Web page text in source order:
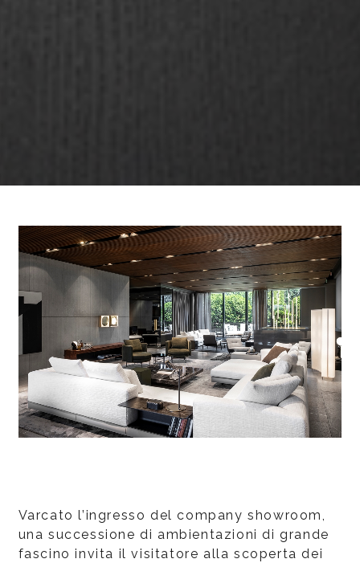
Varcato l’ingresso del company showroom,
una successione di ambientazioni di grande
fascino invita il visitatore alla scoperta dei